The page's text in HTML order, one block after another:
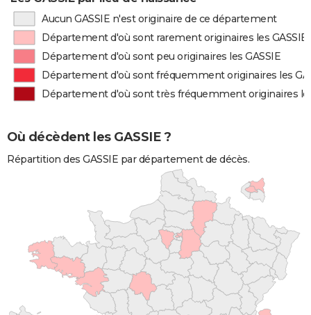
Aucun GASSIE n'est originaire de ce département
Département d'où sont rarement originaires les GASSIE
Département d'où sont peu originaires les GASSIE
Département d'où sont fréquemment originaires les
Département d'où sont très fréquemment originaires
Où décèdent les GASSIE ?
Répartition des GASSIE par département de décès.